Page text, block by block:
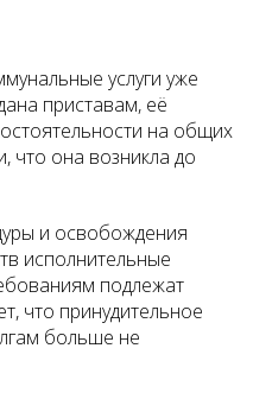
услуги уже
приставам, её
на общих
что она возникла до
и освобождения
исполнительные
подлежат
что принудительное
больше не